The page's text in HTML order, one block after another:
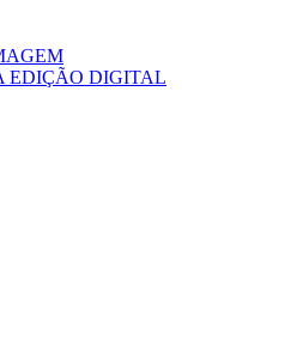
EDIÇÃO DIGITAL